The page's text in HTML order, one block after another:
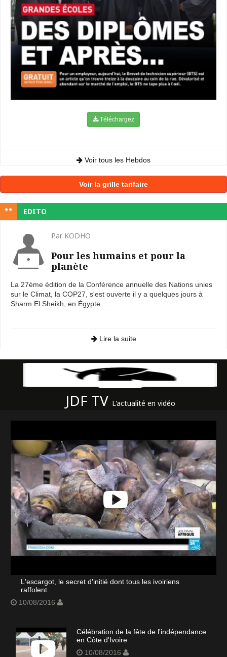
Téléchargez
Voir tous les Hebdos
Voir la grille tarifaire
EDITO
Par KODHO
Pour les humains et pour la
planète
La 27ème édition de la Conférence annuelle des Nations unies
sur le Climat, la COP27, s'est ouverte il y a quelques jours à
Sharm El Sheikh, en Égypte. ...
Lire la suite
JDF TV L'actualité en vidéo
L'escargot, le secret d'initié dont tous les ivoiriens
raffolent
10/08/2016
Célébration de la fête de l'indépendance
en Côte d'Ivoire
10/08/2016